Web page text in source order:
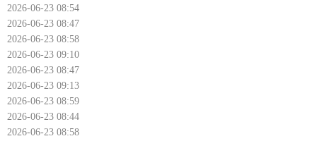
2026-06-23 08:54
2026-06-23 08:47
2026-06-23 08:58
2026-06-23 09:10
2026-06-23 08:47
2026-06-23 09:13
2026-06-23 08:59
2026-06-23 08:44
2026-06-23 08:58